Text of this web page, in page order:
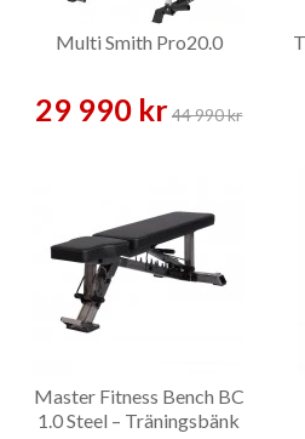
Multi Smith Pro20.0
29 990 kr 44 990 kr
Master Fitness Bench BC
1.0 Steel – Träningsbänk